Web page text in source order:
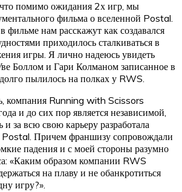
помимо ожидания 2х игр, мы
фильма о вселенной Postal.
фильме нам расскажут как создавался
приходилось сталкиваться в
игры. Я лично надеюсь увидеть
Боллом и Гари Колманом записанное в
пылилось на полках у RWS.
компания Running with Scissors
и до сих пор является независимой,
и за всю свою карьеру разработала
Причем франшизу сопровождали
падения и с моей стороны разумно
«Каким образом компании RWS
на плаву и не обанкротиться
игру?».